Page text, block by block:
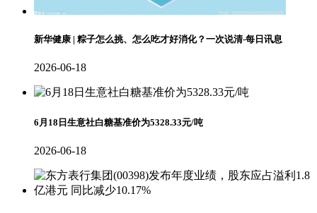
新华健康 | 粽子怎么挑、怎么吃才好消化？一次说清-每日讯息
2026-06-18
6月18日生意社白糖基准价为5328.33元/吨
2026-06-18